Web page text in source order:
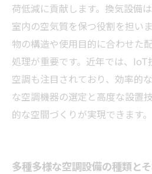
荷低減に貢献します。換気設備
室内の空気質を保つ役割を担い
物の構造や使用目的に合わせた
処理が重要です。近年では、IoT
空調も注目されており、効率的
な空調機器の選定と高度な設置
的な空間づくりが実現できます。
多種多様な空調設備の種類と